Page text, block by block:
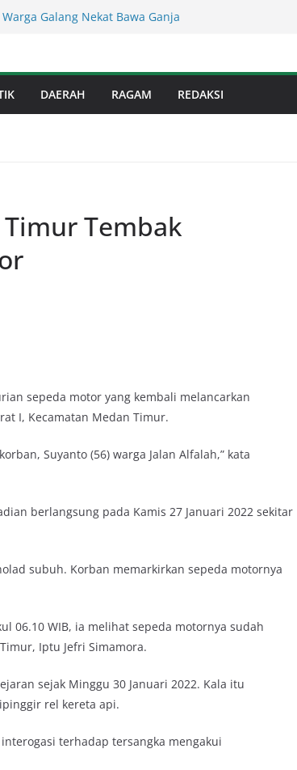
Tanpa Praktik Transaksiona
Paling Buruk, Plh
Kota Medan, Dinas
dengan Kecamatan
DAERAH RAGAM REDAKSI
Tembak
sepeda motor yang kembali melancarkan
I, Kecamatan Medan Timur.
Suyanto (56) warga Jalan Alfalah,” kata
berlangsung pada Kamis 27 Januari 2022 sekitar
subuh. Korban memarkirkan sepeda motornya
06.10 WIB, ia melihat sepeda motornya sudah
Iptu Jefri Simamora.
sejak Minggu 30 Januari 2022. Kala itu
rel kereta api.
terhadap tersangka mengakui